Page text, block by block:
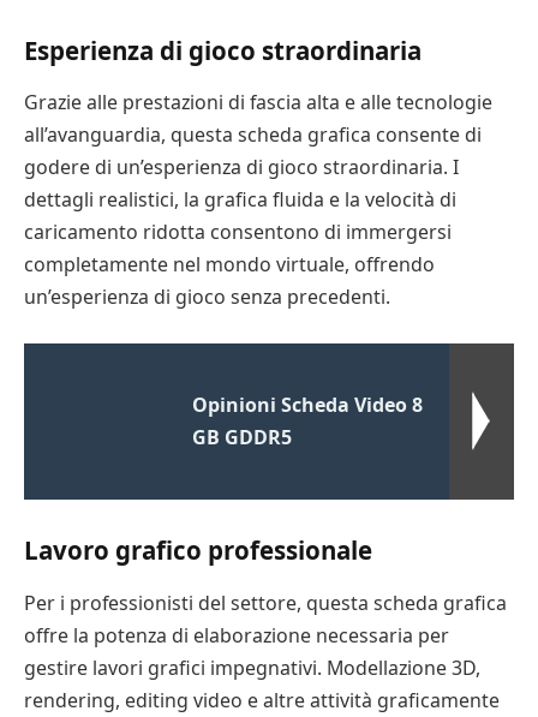
Esperienza di gioco straordinaria
Grazie alle prestazioni di fascia alta e alle tecnologie
all’avanguardia, questa scheda grafica consente di
godere di un’esperienza di gioco straordinaria. I
dettagli realistici, la grafica fluida e la velocità di
caricamento ridotta consentono di immergersi
completamente nel mondo virtuale, offrendo
un’esperienza di gioco senza precedenti.
Opinioni Scheda Video 8
GB GDDR5
Lavoro grafico professionale
Per i professionisti del settore, questa scheda grafica
offre la potenza di elaborazione necessaria per
gestire lavori grafici impegnativi. Modellazione 3D,
rendering, editing video e altre attività graficamente